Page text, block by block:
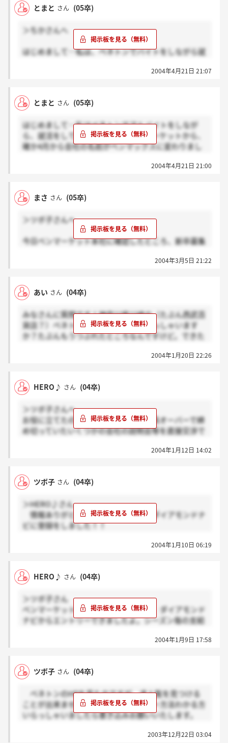
とまと さん (05卒)
＞ちかさんへ
はじめまして…私は、ベネトンでバイトをしながら就
商品ですが、出社までは、どこのメーカー服でもOK
よ☆
2004年4月21日 21:07
とまと さん (05卒)
はじめまして…私はベネトンでアルバイトをしなが
ら、就活をしているものです。ベンマーケットから、
確か4月から会社の名前がベンマックスに変わりまし
2004年4月21日 21:00
まさ さん (05卒)
＞ツボ子さんへ
今日ベンマーケット本社に確認したところ、新卒募集
ある可能性があると私は読んでいます。
夫ですよ（＾＾）ご安心を。気になる方は、こまめに
ダイヤモンドLEAD就活ナビをCHECK！！
2004年3月5日 21:22
あい さん (04卒)
みなさんに質問です！神奈川県川崎の（たぶん西武百
貨店？）ベネトンで働いていた方いらっしゃいます
か？たぶんもうつぶれたところなんですけど。できた
えていただきたいです。よろしくお願いします！
2004年1月20日 22:26
HERO♪ さん (04卒)
＞ツボ子さんへ
お役に立てたのなら幸いです。私は定員オーバーで締
め切っていたいくつかの会社の説明会等を直接交渉で
があるかもしれないですよ。絶対とは言えないです
あと、同じ会社でも、ナビごとにちょっと違ってた
りするので、いろいろ見てみることをオススメしま
し。とにかく、どういう形だとしても、お互い悩みに
悩んで、がんばりましょう！！
何かの文章の拝借ですが、「どんな選択をしたとして
2004年1月12日 14:02
ツボ子 さん (04卒)
＞HERO♪さん
情報ありがとうございます！！早速ダイアモンドナ
ビに登録をしました！！
ちゃたんですかね？今度直接問い合わせてみます。何
か登録していなかったので視野も広がり、大変助かり
ました。しつこいようですが、ありがとうございま
シーズン毎の支給とは別ではないでしょうか？ボー
ナスはもらえないみたいですし…業績によりけりだと
思います。
2004年1月10日 06:19
HERO♪ さん (04卒)
＞ツボ子さん
ベンマーケットさんに関してはですが、ダイアモンド
ナビからエントリーできましたよ。シーズン毎の支給
どなたか様々な情報をお持ちの方いらっしゃいません
2004年1月9日 17:58
ツボ子 さん (04卒)
ベネトンのHPを見たのですが、求人覧を見つける
ことが出来ません。どなたかエントリー方法わかる方
いらっしゃいましたら書き込みお願いいたします。
2003年12月22日 03:04